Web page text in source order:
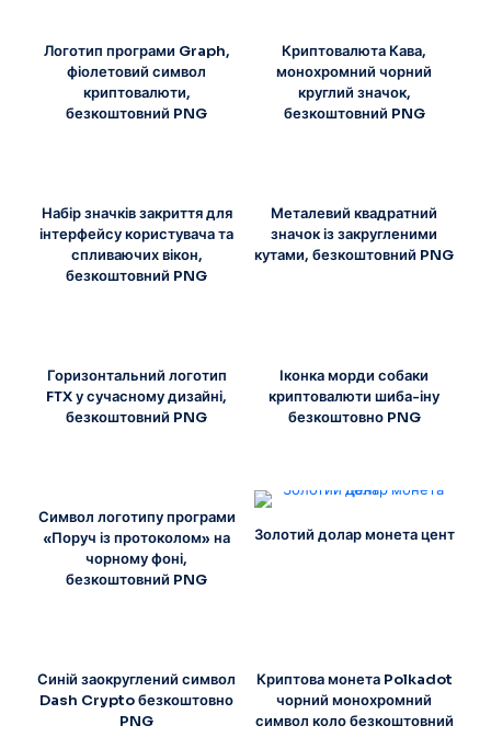
Логотип програми Graph,
фіолетовий символ
криптовалюти,
безкоштовний PNG
Криптовалюта Кава,
монохромний чорний
круглий значок,
безкоштовний PNG
Набір значків закриття для
інтерфейсу користувача та
спливаючих вікон,
безкоштовний PNG
Металевий квадратний
значок із закругленими
кутами, безкоштовний PNG
Горизонтальний логотип
FTX у сучасному дизайні,
безкоштовний PNG
Іконка морди собаки
криптовалюти шиба-іну
безкоштовно PNG
Символ логотипу програми
«Поруч із протоколом» на
чорному фоні,
безкоштовний PNG
Золотий долар монета цент
Синій заокруглений символ
Dash Crypto безкоштовно
PNG
Криптова монета Polkadot
чорний монохромний
символ коло безкоштовний